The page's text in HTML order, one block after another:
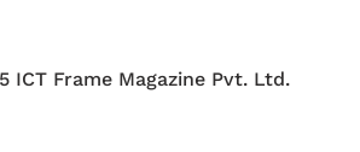
ICT Frame Magazine Pvt. Ltd.